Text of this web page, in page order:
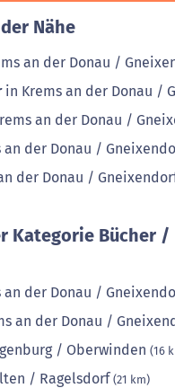
Nähe
an der Donau /
in Krems an der Donau /
an der Donau /
an der Donau /
der Donau /
Kategorie Bücher
an der Donau /
an der Donau /
/ Oberwinden (16
/ Ragelsdorf(21 km)